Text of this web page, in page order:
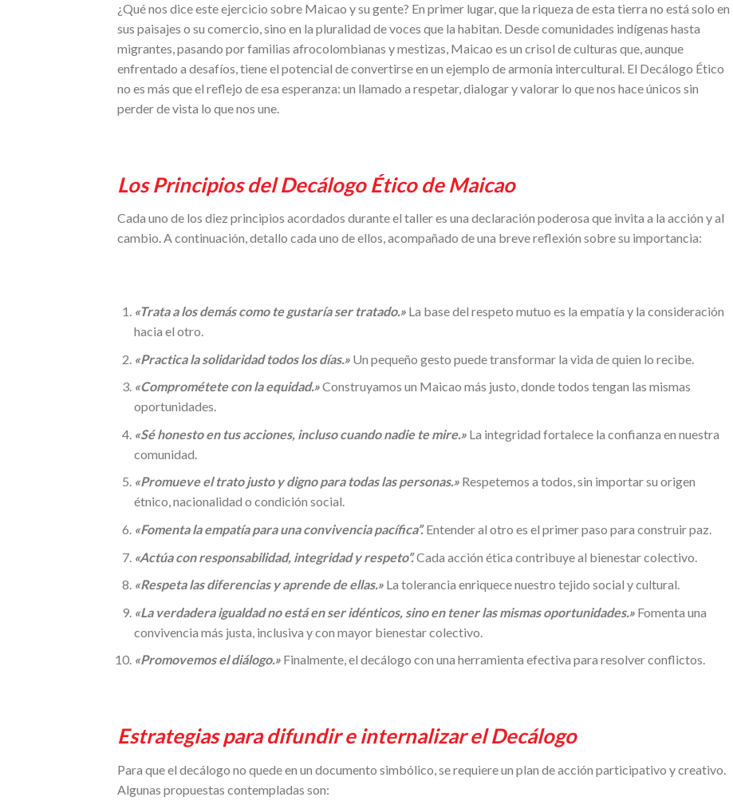
¿Qué nos dice este ejercicio sobre Maicao y su gente? En primer lugar, que la riqueza de esta tierra no está solo en
sus paisajes o su comercio, sino en la pluralidad de voces que la habitan. Desde comunidades indígenas hasta
migrantes, pasando por familias afrocolombianas y mestizas, Maicao es un crisol de culturas que, aunque
enfrentado a desafíos, tiene el potencial de convertirse en un ejemplo de armonía intercultural. El Decálogo Ético
no es más que el reflejo de esa esperanza: un llamado a respetar, dialogar y valorar lo que nos hace únicos sin
perder de vista lo que nos une.
Los Principios del Decálogo Ético de Maicao
Cada uno de los diez principios acordados durante el taller es una declaración poderosa que invita a la acción y al
cambio. A continuación, detallo cada uno de ellos, acompañado de una breve reflexión sobre su importancia:
«Trata a los demás como te gustaría ser tratado.»La base del respeto mutuo es la empatía y la consideración
hacia el otro.
«Practica la solidaridad todos los días.»Un pequeño gesto puede transformar la vida de quien lo recibe.
«Comprométete con la equidad.»Construyamos un Maicao más justo, donde todos tengan las mismas
oportunidades.
«Sé honesto en tus acciones, incluso cuando nadie te mire.»La integridad fortalece la confianza en nuestra
comunidad.
«Promueve el trato justo y digno para todas las personas.»Respetemos a todos, sin importar su origen
étnico, nacionalidad o condición social.
«Fomenta la empatía para una convivencia pacífica”.Entender al otro es el primer paso para construir paz.
«Actúa con responsabilidad, integridad y respeto”.Cada acción ética contribuye al bienestar colectivo.
«Respeta las diferencias y aprende de ellas.» La tolerancia enriquece nuestro tejido social y cultural.
«La verdadera igualdad no está en ser idénticos, sino en tener las mismas oportunidades.»Fomenta una
convivencia más justa, inclusiva y con mayor bienestar colectivo.
«Promovemos el diálogo.»Finalmente, el decálogo con una herramienta efectiva para resolver conflictos.
Estrategias para difundir e internalizar el Decálogo
Para que el decálogo no quede en un documento simbólico, se requiere un plan de acción participativo y creativo.
Algunas propuestas contempladas son: